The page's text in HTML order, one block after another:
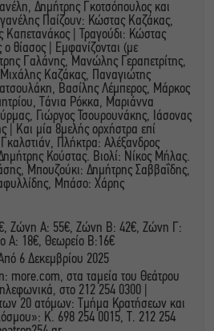
Δημήτρης Γκοτσόπουλος και
Παίζουν: Κώστας Καζάκας,
Καπετανάκος | Τραγούδι: Κώστας
ο θίασος | Εμφανίζονται (με
Γαλάνης, Μανώλης Γεραπετρίτης,
Καζάκας, Παναγιώτης
Βασίλης Λέμπερος, Μάρκος
Τάνια Ρόκκα, Μαριάννα
Γιώργος Τσουρουνάκης, Ιάσονας
| Και μία 8μελής ορχήστρα επί
Πλήκτρα: Αλέξανδρος
Κούστας. Βιολί: Νίκος Μήλας.
Μπουζούκι: Δημήτρης Σαββαΐδης,
Μπάσο: Χάρης
Ζώνη Α: 55€, Ζώνη Β: 42€, Ζώνη Γ:
Α: 18€, Θεωρείο Β:16€
6 Δεκεμβρίου 2025
more.com, στα ταμεία του Θεάτρου
στο 212 254 0300 |
20 ατόμων: Τμήμα Κρατήσεων και
Κ. 698 254 0015, Τ. 212 254